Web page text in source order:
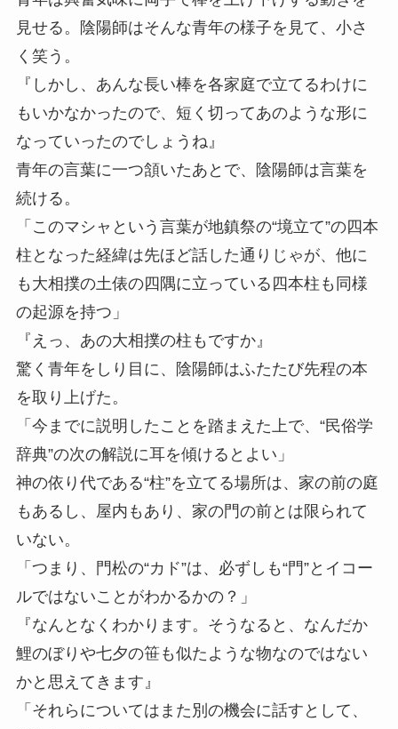
見せる。陰陽師はそんな青年の様子を見て、小さ
く笑う。
『しかし、あんな長い棒を各家庭で立てるわけに
もいかなかったので、短く切ってあのような形に
なっていったのでしょうね』
青年の言葉に一つ頷いたあとで、陰陽師は言葉を
続ける。
「このマシャという言葉が地鎮祭の“境立て”の四本
柱となった経緯は先ほど話した通りじゃが、他に
も大相撲の土俵の四隅に立っている四本柱も同様
の起源を持つ」
『えっ、あの大相撲の柱もですか』
驚く青年をしり目に、陰陽師はふたたび先程の本
を取り上げた。
「今までに説明したことを踏まえた上で、“民俗学
辞典”の次の解説に耳を傾けるとよい」
神の依り代である“柱”を立てる場所は、家の前の庭
もあるし、屋内もあり、家の門の前とは限られて
いない。
「つまり、門松の“カド”は、必ずしも“門”とイコー
ルではないことがわかるかの？」
『なんとなくわかります。そうなると、なんだか
鯉のぼりや七夕の笹も似たような物なのではない
かと思えてきます』
「それらについてはまた別の機会に話すとして、